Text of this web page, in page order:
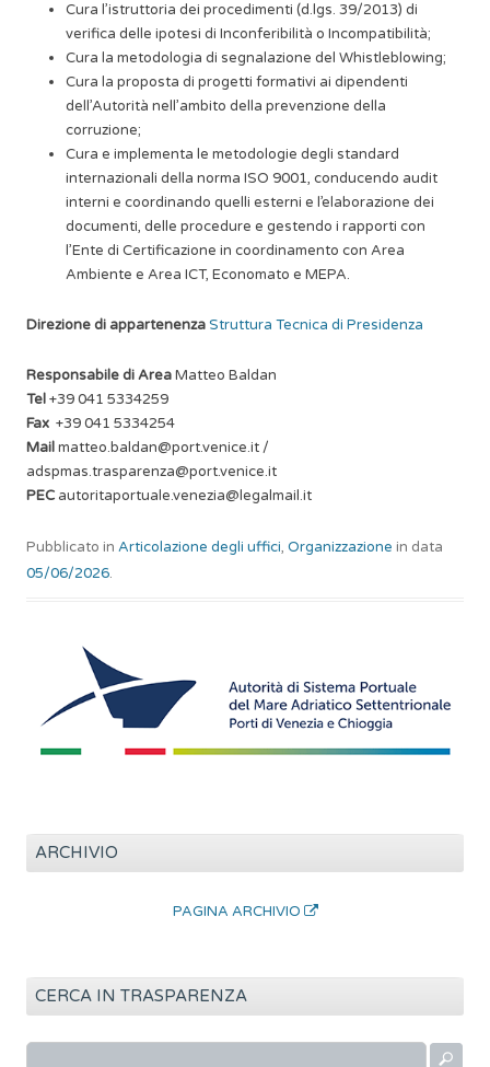
Cura l’istruttoria dei procedimenti (d.lgs. 39/2013) di
verifica delle ipotesi di Inconferibilità o Incompatibilità;
Cura la metodologia di segnalazione del Whistleblowing;
Cura la proposta di progetti formativi ai dipendenti
dell’Autorità nell’ambito della prevenzione della
corruzione;
Cura e implementa le metodologie degli standard
internazionali della norma ISO 9001, conducendo audit
interni e coordinando quelli esterni e l’elaborazione dei
documenti, delle procedure e gestendo i rapporti con
l’Ente di Certificazione in coordinamento con Area
Ambiente e Area ICT, Economato e MEPA.
Direzione di appartenenzaStruttura Tecnica di Presidenza
Responsabile di AreaMatteo Baldan
Tel+39 041 5334259
Fax +39 041 5334254
Mailmatteo.baldan@port.venice.it /
adspmas.trasparenza@port.venice.it
PEC autoritaportuale.venezia@legalmail.it
Pubblicato in Articolazione degli uffici, Organizzazione in data
05/06/2026.
ARCHIVIO
PAGINA ARCHIVIO
CERCA IN TRASPARENZA